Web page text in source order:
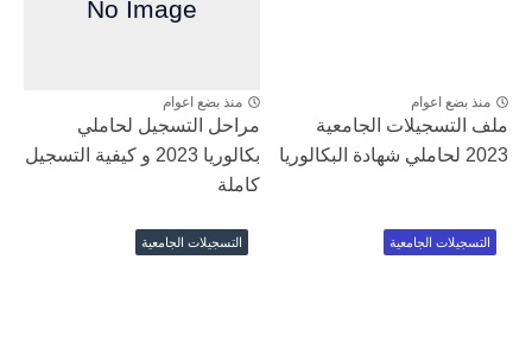
منذ بضع اعوام
ملف التسجيلات الجامعية
2023 لحاملي شهادة البكالوريا
منذ بضع اعوام
مراحل التسجيل لحاملي
بكالوريا 2023 و كيفية التسجيل
كاملة
التسجيلات الجامعية التسجيلات الجامعية